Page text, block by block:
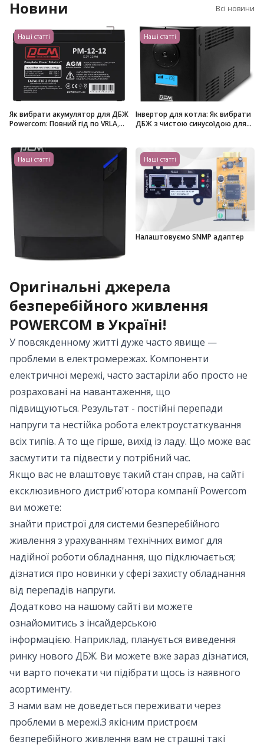
Новини Всі новини
Наші статті
Як вибрати акумулятор для ДБЖ
Powercom: Повний гід по VRLA,
Наші статті
Інвертор для котла: Як вибрати
ДБЖ з чистою синусоїдою для
Наші статті
Як вибрати ДБЖ для
комп'ютера: Розрахунок
потужності, принцип роботи та
Наші статті
Налаштовуємо SNMP адаптер
Оригінальні джерела
безперебійного живлення
POWERCOM в Україні!
У повсякденному житті дуже часто явище —
проблеми в електромережах. Компоненти
електричної мережі, часто застаріли або просто не
розраховані на навантаження, що
підвищуються. Результат - постійні перепади
напруги та нестійка робота електроустаткування
всіх типів. А то ще гірше, вихід із ладу. Що може вас
засмутити та підвести у потрібний час.
Якщо вас не влаштовує такий стан справ, на сайті
ексклюзивного дистриб'ютора компанії Powercom
ви можете:
знайти пристрої для системи безперебійного
живлення з урахуванням технічних вимог для
надійної роботи обладнання, що підключається;
дізнатися про новинки у сфері захисту обладнання
від перепадів напруги.
Додатково на нашому сайті ви можете
ознайомитись з інсайдерською
інформацією. Наприклад, планується виведення
ринку нового ДБЖ. Ви можете вже зараз дізнатися,
чи варто почекати чи підібрати щось із наявного
асортименту.
З нами вам не доведеться переживати через
проблеми в мережі.З якісним пристроєм
безперебійного живлення вам не страшні такі